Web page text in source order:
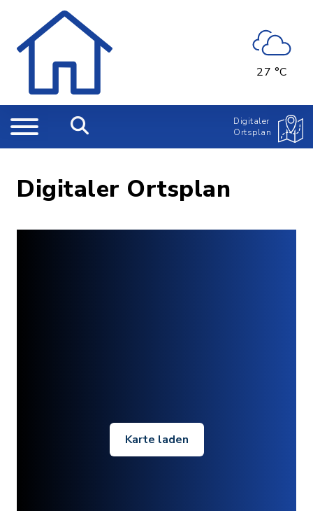
27 °C
Digitaler
Ortsplan
Digitaler Ortsplan
Karte laden